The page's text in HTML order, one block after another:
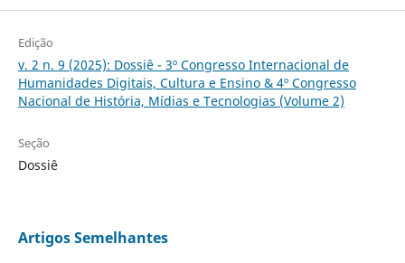
Edição
v. 2 n. 9 (2025): Dossiê - 3º Congresso Internacional de
Humanidades Digitais, Cultura e Ensino & 4º Congresso
Nacional de História, Mídias e Tecnologias (Volume 2)
Seção
Dossiê
Artigos Semelhantes